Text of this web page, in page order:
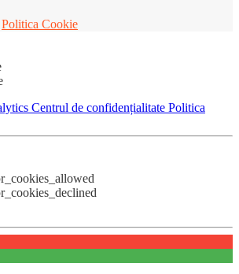
Politica Cookie
Centrul de confidențialitate Politica